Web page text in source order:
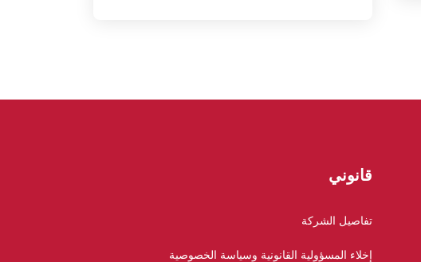
قانوني
تفاصيل الشركة
إخلاء المسؤولية القانونية وسياسة الخصوصية